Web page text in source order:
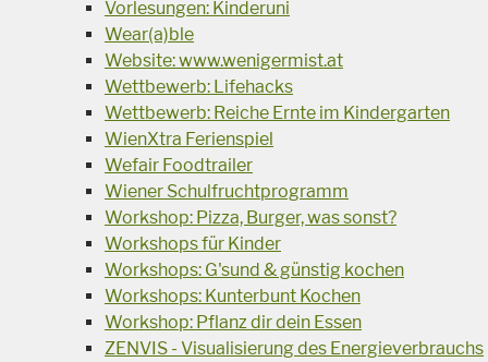
Vorlesungen: Kinderuni
Wear(a)ble
Website: www.wenigermist.at
Wettbewerb: Lifehacks
Wettbewerb: Reiche Ernte im Kindergarten
WienXtra Ferienspiel
Wefair Foodtrailer
Wiener Schulfruchtprogramm
Workshop: Pizza, Burger, was sonst?
Workshops für Kinder
Workshops: G'sund & günstig kochen
Workshops: Kunterbunt Kochen
Workshop: Pflanz dir dein Essen
ZENVIS - Visualisierung des Energieverbrauchs